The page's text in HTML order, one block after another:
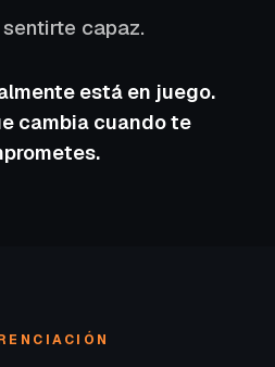
capaz.
está en juego.
cambia cuando te